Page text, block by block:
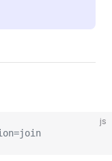
js